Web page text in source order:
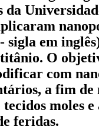
da
sigla em
O
com
a fim de
moles e
feridas.